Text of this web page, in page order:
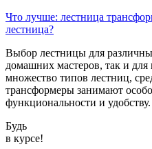
Что лучше: лестница
лестница?
Выбор лестницы для
домашних мастеров, так и
множество типов лестниц,
трансформеры занимают
функциональности и удобству.
Будь
в курсе!